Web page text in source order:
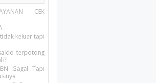
CEK
keluar tapi
terpotong
Gagal Tapi